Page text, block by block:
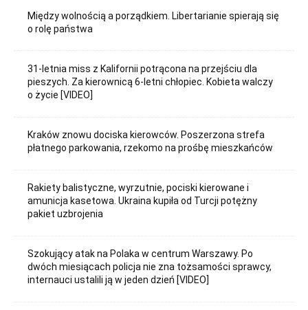
Między wolnością a porządkiem. Libertarianie spierają się
o rolę państwa
31-letnia miss z Kalifornii potrącona na przejściu dla
pieszych. Za kierownicą 6-letni chłopiec. Kobieta walczy
o życie [VIDEO]
Kraków znowu dociska kierowców. Poszerzona strefa
płatnego parkowania, rzekomo na prośbę mieszkańców
Rakiety balistyczne, wyrzutnie, pociski kierowane i
amunicja kasetowa. Ukraina kupiła od Turcji potężny
pakiet uzbrojenia
Szokujący atak na Polaka w centrum Warszawy. Po
dwóch miesiącach policja nie zna tożsamości sprawcy,
internauci ustalili ją w jeden dzień [VIDEO]